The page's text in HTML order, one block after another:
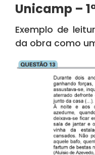
Unicamp –
Exemplo de
da obra como